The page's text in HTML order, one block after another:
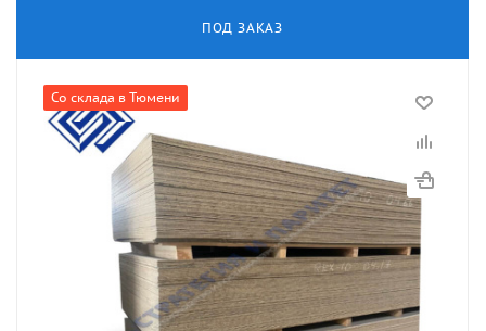
ПОД ЗАКАЗ
Со склада в Тюмени